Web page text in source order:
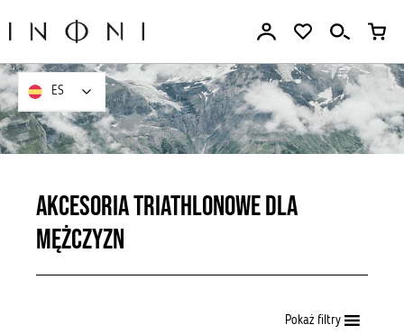
Akcesoria triathlonowe dla
mężczyzn
Pokaż filtry
ES
ES